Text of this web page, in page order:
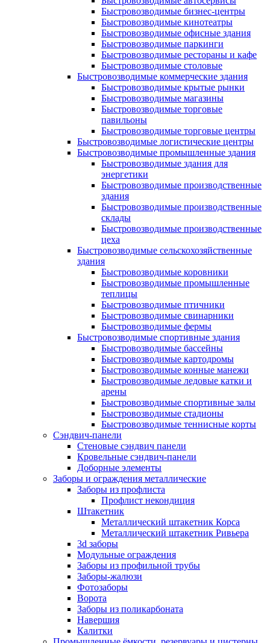
Быстровозводимые бизнес-центры
Быстровозводимые кинотеатры
Быстровозводимые офисные здания
Быстровозводимые паркинги
Быстровозводимые рестораны и кафе
Быстровозводимые столовые
Быстровозводимые коммерческие здания
Быстровозводимые крытые рынки
Быстровозводимые магазины
Быстровозводимые торговые
павильоны
Быстровозводимые торговые центры
Быстровозводимые логистические центры
Быстровозводимые промышленные здания
Быстровозводимые здания для
энергетики
Быстровозводимые производственные
здания
Быстровозводимые производственные
склады
Быстровозводимые производственные
цеха
Быстровозводимые сельскохозяйственные
здания
Быстровозводимые коровники
Быстровозводимые промышленные
теплицы
Быстровозводимые птичники
Быстровозводимые свинарники
Быстровозводимые фермы
Быстровозводимые спортивные здания
Быстровозводимые бассейны
Быстровозводимые картодромы
Быстровозводимые конные манежи
Быстровозводимые ледовые катки и
арены
Быстровозводимые спортивные залы
Быстровозводимые стадионы
Быстровозводимые теннисные корты
Сэндвич-панели
Стеновые сэндвич панели
Кровельные сэндвич-панели
Доборные элементы
Заборы и ограждения металлические
Заборы из профлиста
Профлист некондиция
Штакетник
Металлический штакетник Корса
Металлический штакетник Ривьера
3d заборы
Модульные ограждения
Заборы из профильной трубы
Заборы-жалюзи
Фотозаборы
Ворота
Заборы из поликарбоната
Навершия
Калитки